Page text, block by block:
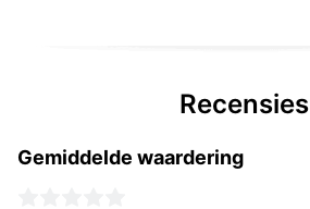
Recensies
Gemiddelde waardering